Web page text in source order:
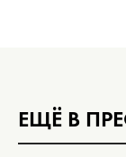
ЕЩЁ В